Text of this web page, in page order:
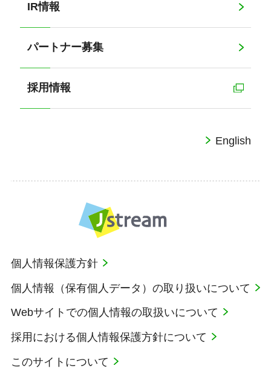
IR情報
パートナー募集
採用情報
English
個人情報保護方針
個人情報（保有個人データ）の取り扱いについて
Webサイトでの個人情報の取扱いについて
採用における個人情報保護方針について
このサイトについて